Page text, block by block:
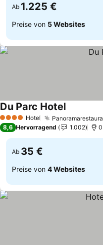
Ab 1.225 €
Preise von 5 Websites
4 Sterne Hotel
Du Parc HotelPreise
8,6 Hervorragend 1.002
Ab 35 €
Preise von 4 Websites